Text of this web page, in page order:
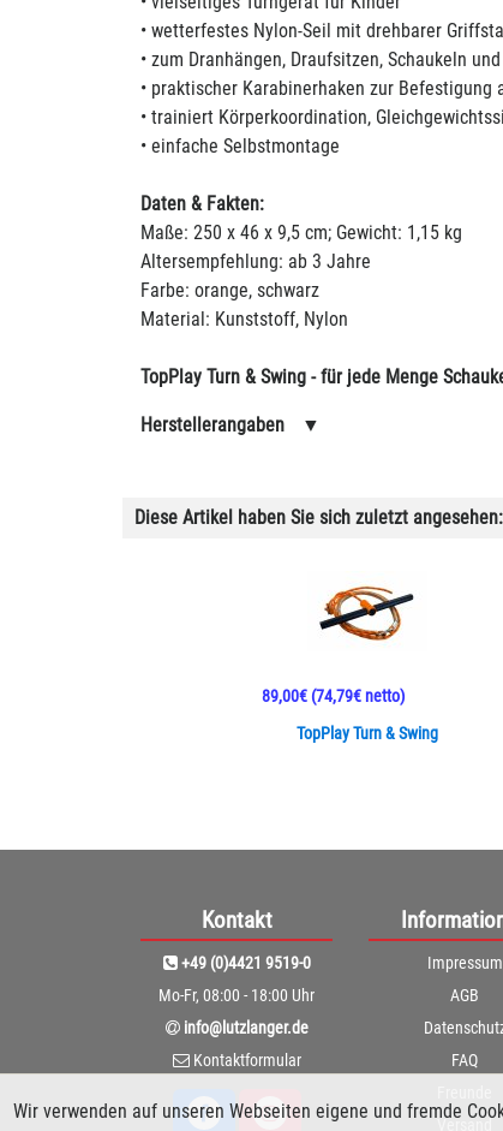
Wir verwenden auf unseren Webseiten eigene und fremde
• wetterfestes Nylon-Seil mit drehbarer
• zum Dranhängen, Draufsitzen, Schaukeln
• praktischer Karabinerhaken zur Befestigung
• trainiert Körperkoordination,
• einfache Selbstmontage
Daten & Fakten:
Maße: 250 x 46 x 9,5 cm; Gewicht: 1,15 kg
Altersempfehlung: ab 3 Jahre
Farbe: orange, schwarz
Material: Kunststoff, Nylon
TopPlay Turn & Swing - für jede Menge
Herstellerangaben ▼
Diese Artikel haben Sie sich zuletzt angesehen:
TopPlay Turn & Swing
89,00€(74,79€ netto)
Kontakt
+49 (0)4421 9519-0
Mo-Fr, 08:00 - 18:00 Uhr
info@lutzlanger.de
Kontaktformular
Impressum
AGB
FAQ